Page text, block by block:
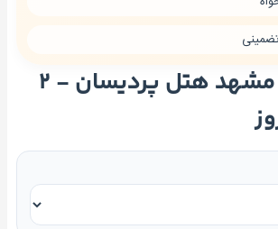
قیمت تور مشهد هتل پردیسان - ۲